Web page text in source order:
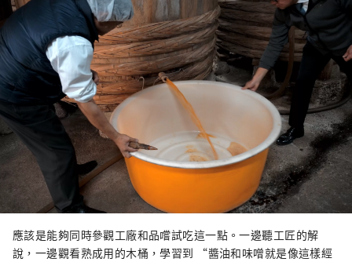
應該是能夠同時參觀工廠和品嚐試吃這一點。一邊聽工匠的解
說，一邊觀看熟成用的木桶，學習到 “醬油和味噌就是像這樣經